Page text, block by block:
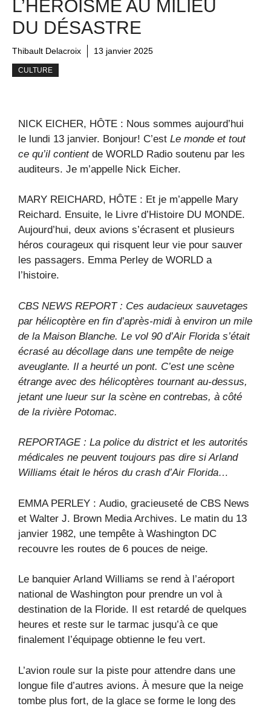
L’HÉROÏSME AU MILIEU
DU DÉSASTRE
Thibault Delacroix 13 janvier 2025
CULTURE
NICK EICHER, HÔTE : Nous sommes aujourd’hui
le lundi 13 janvier. Bonjour! C’est Le monde et tout
ce qu’il contientde WORLD Radio soutenu par les
auditeurs. Je m’appelle Nick Eicher.
MARY REICHARD, HÔTE : Et je m’appelle Mary
Reichard. Ensuite, le Livre d’Histoire DU MONDE.
Aujourd’hui, deux avions s’écrasent et plusieurs
héros courageux qui risquent leur vie pour sauver
les passagers. Emma Perley de WORLD a
l’histoire.
CBS NEWS REPORT : Ces audacieux sauvetages
par hélicoptère en fin d’après-midi à environ un mile
de la Maison Blanche. Le vol 90 d’Air Florida s’était
écrasé au décollage dans une tempête de neige
aveuglante. Il a heurté un pont. C’est une scène
étrange avec des hélicoptères tournant au-dessus,
jetant une lueur sur la scène en contrebas, à côté
de la rivière Potomac.
REPORTAGE : La police du district et les autorités
médicales ne peuvent toujours pas dire si Arland
Williams était le héros du crash d’Air Florida…
EMMA PERLEY : Audio, gracieuseté de CBS News
et Walter J. Brown Media Archives. Le matin du 13
janvier 1982, une tempête à Washington DC
recouvre les routes de 6 pouces de neige.
Le banquier Arland Williams se rend à l’aéroport
national de Washington pour prendre un vol à
destination de la Floride. Il est retardé de quelques
heures et reste sur le tarmac jusqu’à ce que
finalement l’équipage obtienne le feu vert.
L’avion roule sur la piste pour attendre dans une
longue file d’autres avions. À mesure que la neige
tombe plus fort, de la glace se forme le long des